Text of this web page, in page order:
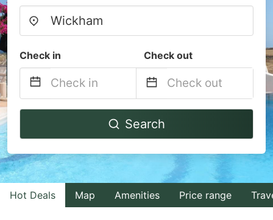
Check in Check out
Navigate
to
interact
with
the
Navigate
to
interact
with
the
Search
Hot Deals Map Amenities Price range